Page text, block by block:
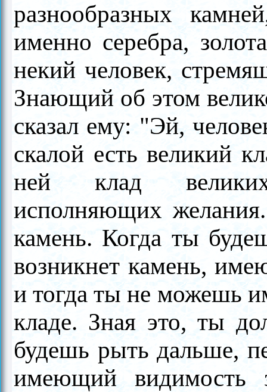
разнообразных
именно серебра,
некий человек,
Знающий об этом
сказал ему: "Эй,
скалой есть великий
ней клад
исполняющих
камень. Когда ты
возникнет камень,
и тогда ты не можешь
кладе. Зная это, ты
будешь рыть дальше,
имеющий